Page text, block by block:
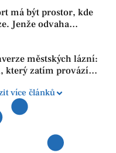
má být prostor, kde
Jenže odvaha
bojí udělat chybu.
městských lázní:
který zatím provází
jistot
více článků